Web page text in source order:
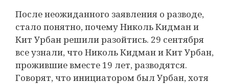
После неожиданного заявления о разводе,
стало понятно, почему Николь Кидман и
Кит Урбан решили разойтись. 29 сентября
все узнали, что Николь Кидман и Кит Урбан,
прожившие вместе 19 лет, разводятся.
Говорят, что инициатором был Урбан, хотя